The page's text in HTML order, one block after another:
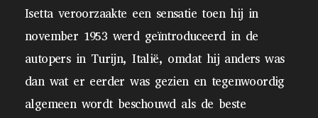
Isetta veroorzaakte een sensatie toen hij in
november 1953 werd geïntroduceerd in de
autopers in Turijn, Italië, omdat hij anders was
dan wat er eerder was gezien en tegenwoordig
algemeen wordt beschouwd als de beste